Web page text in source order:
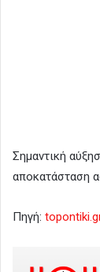
Σημαντική
αποκατάσταση
Πηγή: